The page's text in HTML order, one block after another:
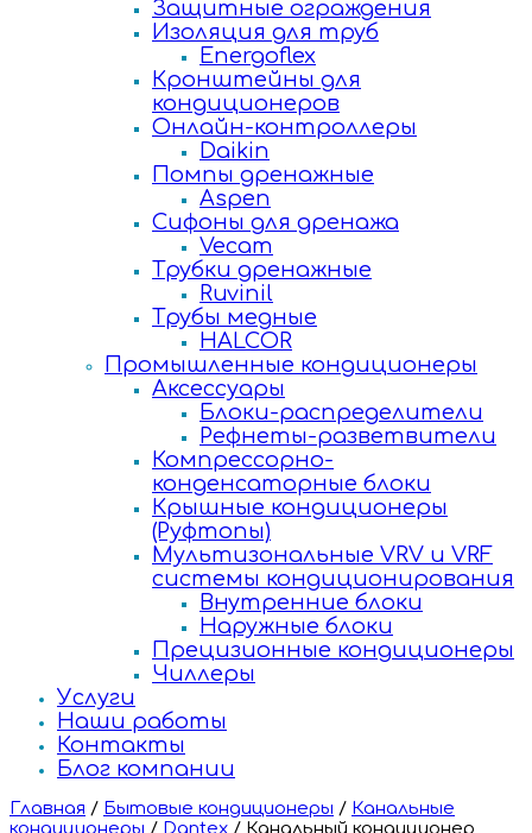
Защитные ограждения
Изоляция для труб
Energoflex
Кронштейны для
кондиционеров
Онлайн-контроллеры
Daikin
Помпы дренажные
Aspen
Сифоны для дренажа
Vecam
Трубки дренажные
Ruvinil
Трубы медные
HALCOR
Промышленные кондиционеры
Аксессуары
Блоки-распределители
Рефнеты-разветвители
Компрессорно-
конденсаторные блоки
Крышные кондиционеры
(Руфтопы)
Мультизональные VRV и VRF
системы кондиционирования
Внутренние блоки
Наружные блоки
Прецизионные кондиционеры
Чиллеры
Услуги
Наши работы
Контакты
Блог компании
Главная / Бытовые кондиционеры / Канальные
кондиционеры / Dantex / Канальный кондиционер